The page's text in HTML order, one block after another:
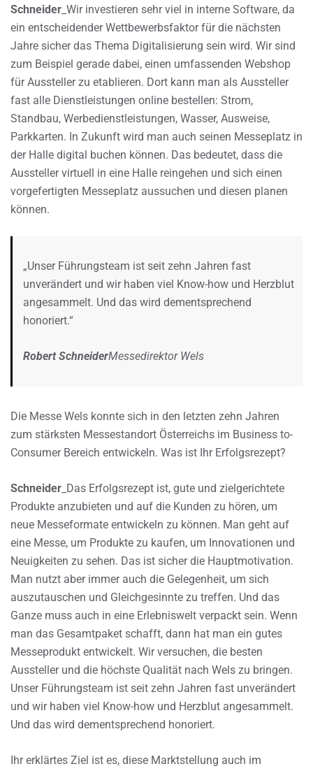
Schneider _Wir investieren sehr viel in interne Software, da
ein entscheidender Wettbewerbsfaktor für die nächsten
Jahre sicher das Thema Digitalisierung sein wird. Wir sind
zum Beispiel gerade dabei, einen umfassenden Webshop
für Aussteller zu etablieren. Dort kann man als Aussteller
fast alle Dienstleistungen online bestellen: Strom,
Standbau, Werbedienstleistungen, Wasser, Ausweise,
Parkkarten. In Zukunft wird man auch seinen Messeplatz in
der Halle digital buchen können. Das bedeutet, dass die
Aussteller virtuell in eine Halle reingehen und sich einen
vorgefertigten Messeplatz aussuchen und diesen planen
können.
„Unser Führungsteam ist seit zehn Jahren fast
unverändert und wir haben viel Know-how und Herzblut
angesammelt. Und das wird dementsprechend
honoriert.“
Robert SchneiderMessedirektor Wels
Die Messe Wels konnte sich in den letzten zehn Jahren
zum stärksten Messestandort Österreichs im Business to-
Consumer Bereich entwickeln. Was ist Ihr Erfolgsrezept?
Schneider _Das Erfolgsrezept ist, gute und zielgerichtete
Produkte anzubieten und auf die Kunden zu hören, um
neue Messeformate entwickeln zu können. Man geht auf
eine Messe, um Produkte zu kaufen, um Innovationen und
Neuigkeiten zu sehen. Das ist sicher die Hauptmotivation.
Man nutzt aber immer auch die Gelegenheit, um sich
auszutauschen und Gleichgesinnte zu treffen. Und das
Ganze muss auch in eine Erlebniswelt verpackt sein. Wenn
man das Gesamtpaket schafft, dann hat man ein gutes
Messeprodukt entwickelt. Wir versuchen, die besten
Aussteller und die höchste Qualität nach Wels zu bringen.
Unser Führungsteam ist seit zehn Jahren fast unverändert
und wir haben viel Know-how und Herzblut angesammelt.
Und das wird dementsprechend honoriert.
Ihr erklärtes Ziel ist es, diese Marktstellung auch im